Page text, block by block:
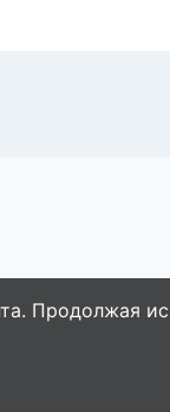
Продолжая